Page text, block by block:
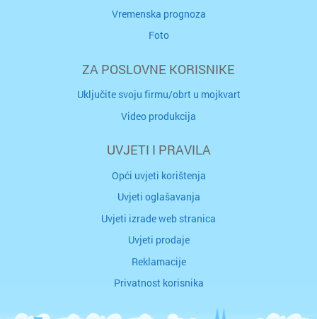
Vremenska prognoza
Foto
ZA POSLOVNE KORISNIKE
Uključite svoju firmu/obrt u mojkvart
Video produkcija
UVJETI I PRAVILA
Opći uvjeti korištenja
Uvjeti oglašavanja
Uvjeti izrade web stranica
Uvjeti prodaje
Reklamacije
Privatnost korisnika